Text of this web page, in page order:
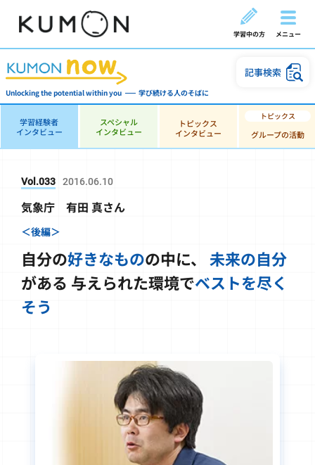
学習中の方 メニュー
Unlocking the potential within you 学び続ける人のそばに
記事検索
学習経験者
インタビュー
スペシャル
インタビュー
トピックス
インタビュー
グループの活動
Vol.033 2016.06.10
気象庁 有田 真さん
＜後編＞
自分の好きなものの中に、
未来の自分
がある 与えられた環境でベストを尽く
そう